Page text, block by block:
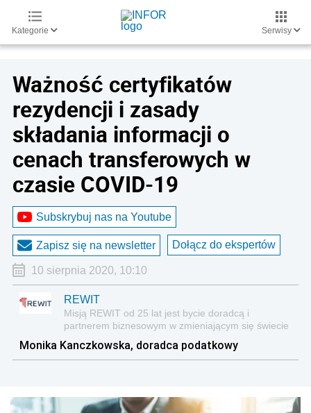
Kategorie Serwisy
Ważność certyfikatów
rezydencji i zasady
składania informacji o
cenach transferowych w
czasie COVID-19
Subskrybuj nas na Youtube
Zapisz się na newsletter Dołącz do ekspertów
10 sierpnia 2020, 10:10
REWIT
Misją REWIT od 25 lat jest bycie doradcą i
partnerem biznesowym w zmieniającym się świecie
Monika Kanczkowska, doradca podatkowy